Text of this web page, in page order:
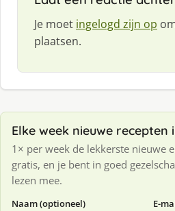
Je moet ingelogd zijn op
plaatsen.
Elke week nieuwe recepten
1× per week de lekkerste nieuwe
gratis, en je bent in goed
lezen mee.
Naam (optioneel) E-